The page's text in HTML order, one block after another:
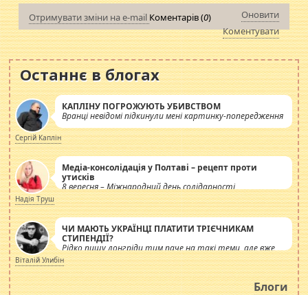
Отримувати зміни на e-mail Коментарів (0)
Оновити
Коментувати
Останнє в блогах
КАПЛІНУ ПОГРОЖУЮТЬ УБИВСТВОМ
Вранці невідомі підкинули мені картинку-попередження
Сергій Каплін
Медіа-консолідація у Полтаві – рецепт проти
утисків
8 вересня – Міжнародний день солідарності
журналістів.
Надія Труш
ЧИ МАЮТЬ УКРАЇНЦІ ПЛАТИТИ ТРІЄЧНИКАМ
СТИПЕНДІЇ?
Рідко пишу лонгріди тим паче на такі теми, але вже
просто дістало! Обурюють сьогоднішні інсенуації
навколо стипендіального питання. Штучно
роздувається ще одна соціальна катастрофа.
Віталій Улибін
Блоги